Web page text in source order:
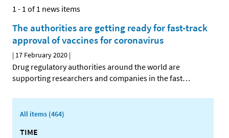
1 - 1 of 1 news items
The authorities are getting ready for fast-track
approval of vaccines for coronavirus
| 17 February 2020 |
Drug regulatory authorities around the world are
supporting researchers and companies in the fast…
All items (464)
TIME